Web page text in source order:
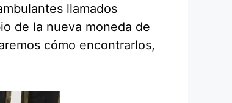
llamados
de la nueva moneda de
cómo encontrarlos,